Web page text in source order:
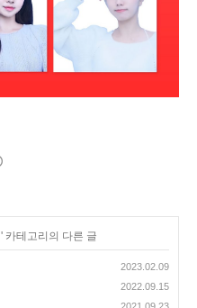
' 카테고리의 다른 글
2023.02.09
2022.09.15